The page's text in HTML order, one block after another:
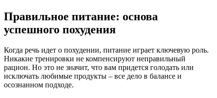
Правильное питание: основа
успешного похудения
Когда речь идет о похудении, питание играет ключевую роль.
Никакие тренировки не компенсируют неправильный
рацион. Но это не значит, что вам придется голодать или
исключать любимые продукты – все дело в балансе и
осознанном подходе.